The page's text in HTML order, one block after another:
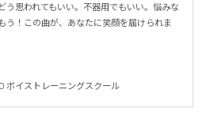
う思われてもいい。不器用でもいい。悩みな
う！この曲が、あなたに笑顔を届けられま
ボイストレーニングスクール